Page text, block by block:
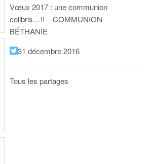
Vœux 2017 : une communion
colibris…!! – COMMUNION
BÉTHANIE
31 décembre 2016
Tous les partages